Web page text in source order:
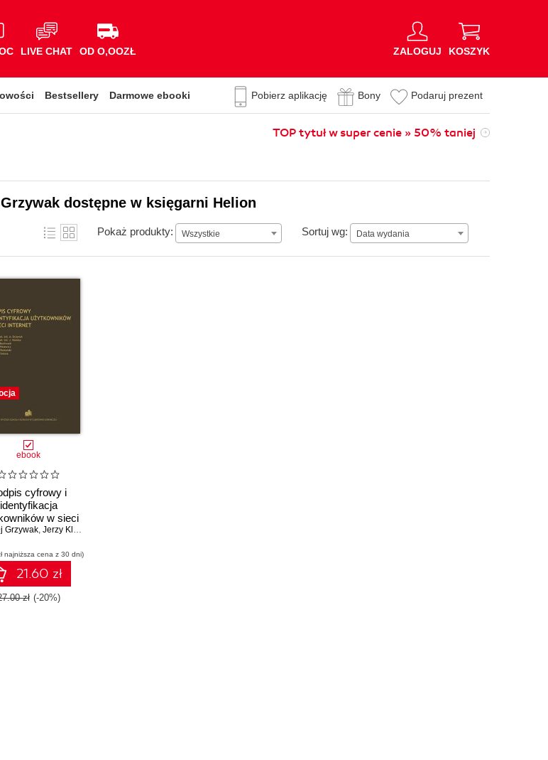
LIVE CHAT OD O,OOZŁ ZALOGUJ KOSZYK
Bestsellery Darmowe ebooki Pobierz aplikację Bony Podaruj prezent
TOP tytuł w super cenie » 50% taniej
dostępne w księgarni Helion
Pokaż produkty: Wszystkie Sortuj wg: Data wydania
Data wydania
ebook
cyfrowy i
identyfikacja
w sieci
Internet
Grzywak, Jerzy Klamka
najniższa cena z 30 dni)
21.60 zł
zł (-20%)